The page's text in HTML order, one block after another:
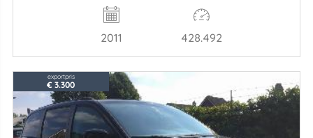
2011 428.492
exportpris
€ 3.300